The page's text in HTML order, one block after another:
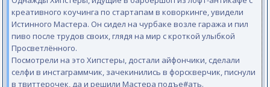
креативного коучинга по стартапам в коворкинге, увидели
Истинного Мастера. Он сидел на чурбаке возле гаража и пил
пиво после трудов своих, глядя на мир с кроткой улыбкой
Просветлённого.
Посмотрели на это Хипстеры, достали айфончики, сделали
селфи в инстаграммчик, зачекинились в форскверчик, писнули
в твиттерочек, да и решили Мастера подъе#ать.